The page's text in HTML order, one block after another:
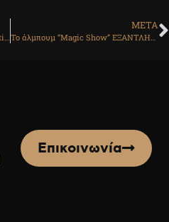
Ο μάγος Τρίσταν στην εκπομπή Traction!
ΜΕΤΑ
Το άλμπουμ “Magic Show” ΕΞΑΝΤΛΗΘΗΚΕ!
Επικοινωνία